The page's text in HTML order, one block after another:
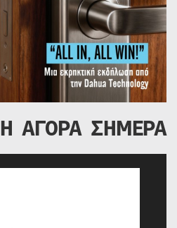
Η ΑΓΟΡΑ ΣΗΜΕΡΑ